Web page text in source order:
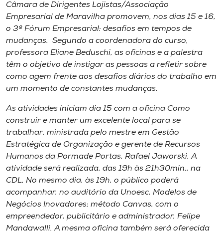
Unoesc
Store
Selecione
Câmara de Dirigentes Lojistas/Associação
Empresarial de Maravilha promovem, nos dias 15 e 16,
o 3º Fórum Empresarial: desafios em tempos de
mudanças. Segundo a coordenadora do curso,
professora Eliane Beduschi, as oficinas e a palestra
têm o objetivo de instigar as pessoas a refletir sobre
como agem frente aos desafios diários do trabalho em
um momento de constantes mudanças.
As atividades iniciam dia 15 com a oficina Como
construir e manter um excelente local para se
trabalhar, ministrada pelo mestre em Gestão
Estratégica de Organização e gerente de Recursos
Humanos da Pormade Portas, Rafael Jaworski. A
atividade será realizada, das 19h às 21h30min., na
CDL. No mesmo dia, às 19h, o público poderá
acompanhar, no auditório da Unoesc, Modelos de
Negócios Inovadores: método Canvas, com o
empreendedor, publicitário e administrador, Felipe
Mandawalli. A mesma oficina também será oferecida